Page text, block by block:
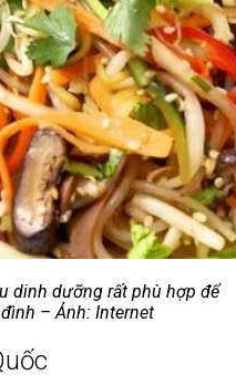
dinh dưỡng rất phù hợp để
– Ảnh: Internet